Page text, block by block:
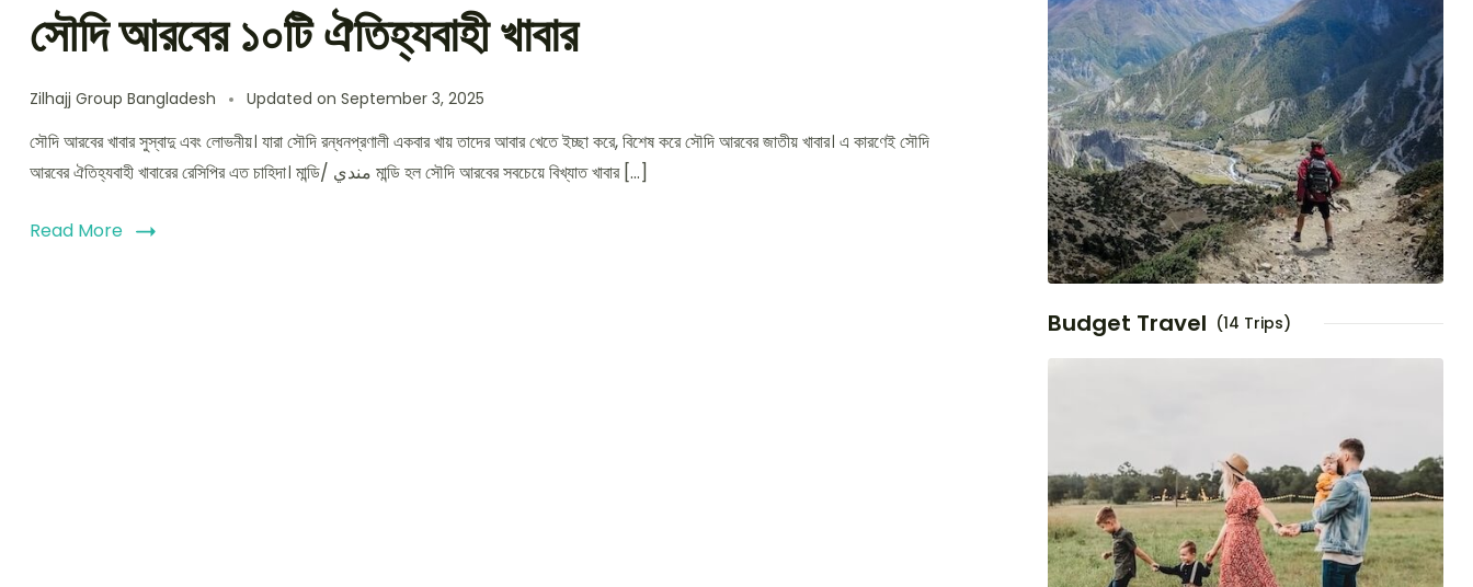
সৌদি আরবের ১০টি ঐতিহ্যবাহী খাবার
Zilhajj Group Bangladesh Updated on September 3, 2025
সৌদি আরবের খাবার সুস্বাদু এবং লোভনীয়। যারা সৌদি রন্ধনপ্রণালী একবার খায় তাদের আবার খেতে ইচ্ছা করে, বিশেষ করে সৌদি আরবের জাতীয় খাবার। এ কারণেই সৌদি
আরবের ঐতিহ্যবাহী খাবারের রেসিপির এত চাহিদা। মান্ডি/ مندي মান্ডি হল সৌদি আরবের সবচেয়ে বিখ্যাত খাবার […]
Read More
Budget Travel (14 Trips)